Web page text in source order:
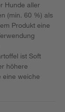
Hunde aller
(min. 60 %) als
Produkt eine
ist Soft
höhere
eine weiche